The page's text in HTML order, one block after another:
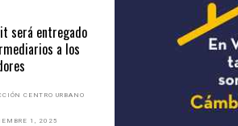
será entregado
a los
CENTRO URBANO
1, 2025